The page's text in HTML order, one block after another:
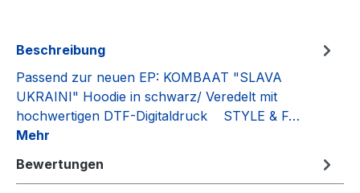
Beschreibung
Passend zur neuen EP: KOMBAAT "SLAVA
UKRAINI" Hoodie in schwarz/ Veredelt mit
hochwertigen DTF-Digitaldruck STYLE & F…
Mehr
Bewertungen